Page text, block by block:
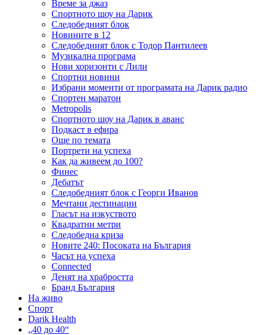
Време за джаз
Спортното шоу на Дарик
Следобедният блок
Новините в 12
Следобедният блок с Тодор Пантилеев
Музикална програма
Нови хоризонти с Лили
Спортни новини
Избрани моменти от програмата на Дарик радио
Спортен маратон
Metropolis
Спортното шоу на Дарик в аванс
Подкаст в ефира
Още по темата
Портрети на успеха
Как да живеем до 100?
Финес
Дебатът
Следобедният блок с Георги Иванов
Мечтани дестинации
Гласът на изкуството
Квадратни метри
Следобедна криза
Новите 240: Посоката на България
Часът на успеха
Connected
Денят на храбростта
Бранд България
На живо
Спорт
Darik Health
„40 до 40“